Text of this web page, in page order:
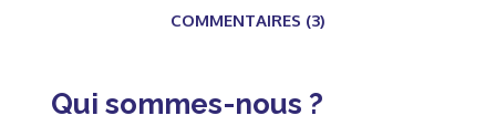
COMMENTAIRES (3)
Qui sommes-nous ?